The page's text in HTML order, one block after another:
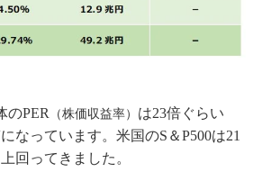
のPER （株価収益率） は23倍ぐらい
なっています。米国のS＆P500は21
回ってきました。